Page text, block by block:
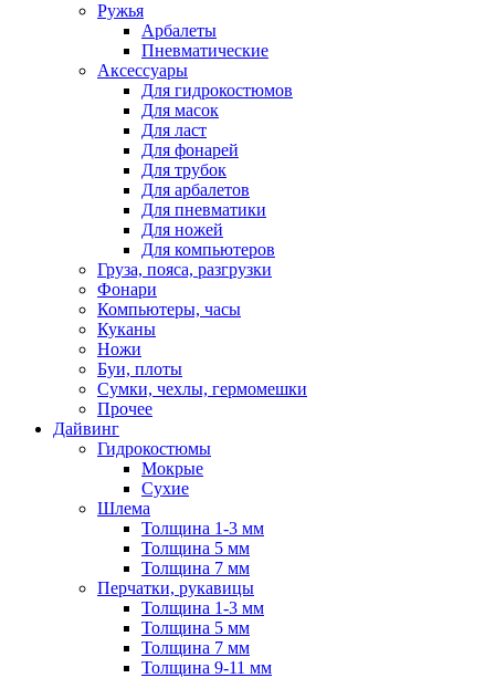
Ружья
Арбалеты
Пневматические
Аксессуары
Для гидрокостюмов
Для масок
Для ласт
Для фонарей
Для трубок
Для арбалетов
Для пневматики
Для ножей
Для компьютеров
Груза, пояса, разгрузки
Фонари
Компьютеры, часы
Куканы
Ножи
Буи, плоты
Сумки, чехлы, гермомешки
Прочее
Дайвинг
Гидрокостюмы
Мокрые
Сухие
Шлема
Толщина 1-3 мм
Толщина 5 мм
Толщина 7 мм
Перчатки, рукавицы
Толщина 1-3 мм
Толщина 5 мм
Толщина 7 мм
Толщина 9-11 мм